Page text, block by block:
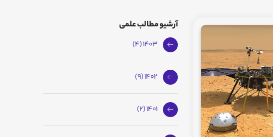
آرشیو مطالب علمی
1403 (4)
1402 (9)
1401 (2)